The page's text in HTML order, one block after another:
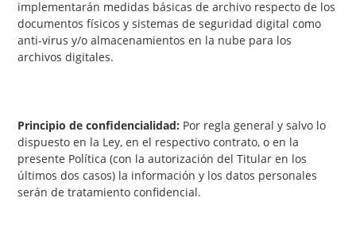
implementarán medidas básicas de archivo respecto de los
documentos físicos y sistemas de seguridad digital como
anti-virus y/o almacenamientos en la nube para los
archivos digitales.
Principio de confidencialidad: Por regla general y salvo lo
dispuesto en la Ley, en el respectivo contrato, o en la
presente Política (con la autorización del Titular en los
últimos dos casos) la información y los datos personales
serán de tratamiento confidencial.